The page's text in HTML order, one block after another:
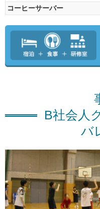
コーヒーサーバー
B社会人
バ